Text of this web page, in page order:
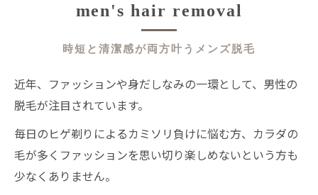
時短と清潔感が両方叶うメンズ脱毛
men's hair removal
近年、ファッションや身だしなみの一環として、男性の
脱毛が注目されています。
毎日のヒゲ剃りによるカミソリ負けに悩む方、カラダの
毛が多くファッションを思い切り楽しめないという方も
少なくありません。